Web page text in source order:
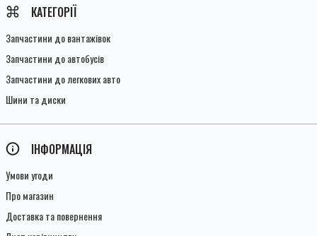
КАТЕГОРІЇ
Запчастини до вантажівок
Запчастини до автобусів
Запчастини до легкових авто
Шини та диски
ІНФОРМАЦІЯ
Умови угоди
Про магазин
Доставка та повернення